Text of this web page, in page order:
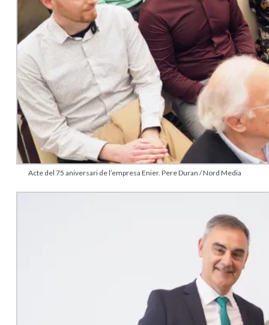
Acte del 75 aniversari de l’empresa Enier. Pere Duran / Nord Media